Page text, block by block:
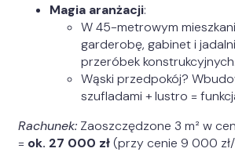
Magia aranżacji:
W 45-metrowym
garderobę, gabinet i
przeróbek konstrukcyjnych.
Wąski przedpokój?
szufladami + lustro =
Rachunek: Zaoszczędzone 3 m² w
= ok. 27 000 zł(przy cenie 9 000 zł/